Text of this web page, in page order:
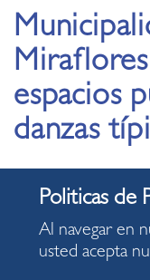
espacios
danzas
01.04.2023
nuestra
Al navegar en
usted acepta